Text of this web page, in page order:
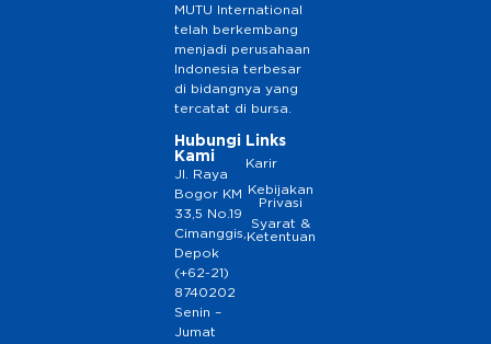
MUTU International
telah berkembang
menjadi perusahaan
Indonesia terbesar
di bidangnya yang
tercatat di bursa.
Hubungi
Kami
Jl. Raya
Bogor KM
33,5 No.19
Cimanggis,
Depok
(+62-21)
8740202
Senin –
Jumat
Links
Karir
Kebijakan
Privasi
Syarat &
Ketentuan